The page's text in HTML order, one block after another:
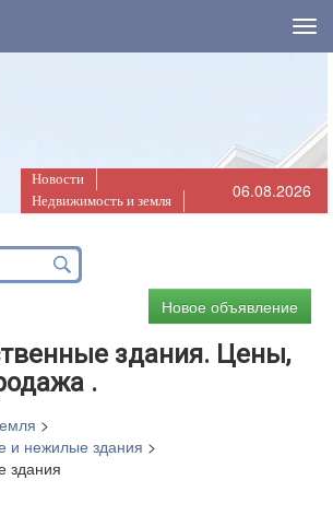
Новости
Недвижимость и земля
06.08.2026
Новое объявление
здания. Цены,
.
>
и нежилые здания >
здания